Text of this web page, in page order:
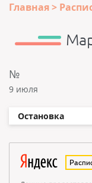
Главная
№
9 июля
Остановка